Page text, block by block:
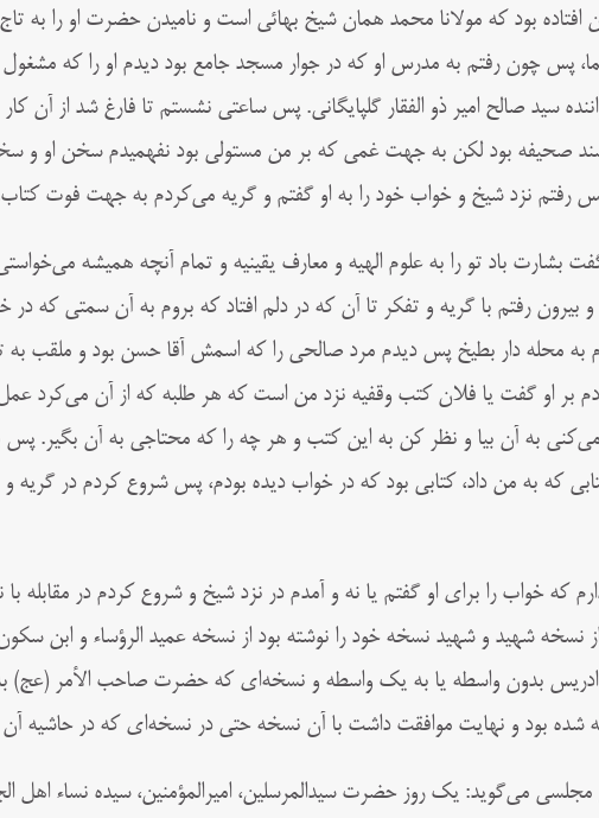
افتاده بود که مولانا محمد همان شیخ بهائى است و نامیدن حضرت او را به
پس چون رفتم به مدرس او که در جوار مسجد جامع بود دیدم او را که
سید صالح امیر ذو الفقار گلپایگانى. پس ساعتى نشستم تا فارغ شد از آن
صحیفه بود لکن به جهت غمى که بر من مستولى بود نفهمیدم سخن او و
رفتم نزد شیخ و خواب خود را به او گفتم و گریه مى‌کردم به جهت فوت
بشارت باد تو را به علوم الهیه و معارف یقینیه و تمام آنچه همیشه
بیرون رفتم با گریه و تفکر تا آن که در دلم افتاد که بروم به آن سمتى که در
به محله دار بطیخ پس دیدم مرد صالحى را که اسمش آقا حسن بود و ملقب به
بر او گفت یا فلان کتب وقفیه نزد من است که هر طلبه که از آن مى‌کرد
به آن بیا و نظر کن به این کتب و هر چه را که محتاجى به آن بگیر. پس با
که به من داد، کتابى بود که در خواب دیده بودم، پس شروع کردم در گریه و
که خواب را براى او گفتم یا نه و آمدم در نزد شیخ و شروع کردم در مقابله
نسخه شهید و شهید نسخه خود را نوشته بود از نسخه عمید الرؤساء و ابن سکون
بدون واسطه یا به یک واسطه و نسخه‌ای که حضرت صاحب الأمر (عج)
شده بود و نهایت موافقت داشت با آن نسخه حتى در نسخه‌ای که در حاشیه آن
می‌گوید: یک روز حضرت سیدالمرسلین، اميرالمؤمنين، سیده نساء اهل